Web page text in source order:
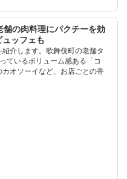
の肉料理にパクチーを効
ッフェも
介します。歌舞伎町の老舗タ
ているボリューム感ある「コ
オソーイなど、お店ごとの香